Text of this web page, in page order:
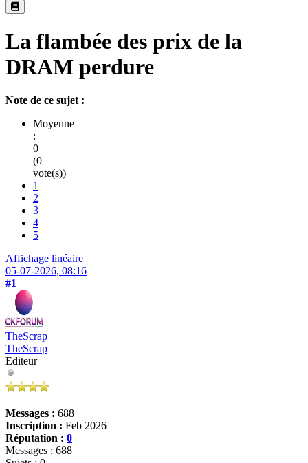
La flambée des prix de la
DRAM perdure
Note de ce sujet :
Moyenne
:
0
(0
vote(s))
1
2
3
4
5
Affichage linéaire
05-07-2026, 08:16
#1
TheScrap
TheScrap
Editeur
Messages : 688
Inscription : Feb 2026
Réputation : 0
Messages : 688